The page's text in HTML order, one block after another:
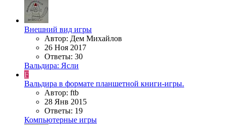
Внешний вид игры
Автор: Дем Михайлов
26 Ноя 2017
Ответы: 30
Вальдира: Ясли
F
Вальдира в формате планшетной книги-игры.
Автор: ftb
28 Янв 2015
Ответы: 19
Компьютерные игры